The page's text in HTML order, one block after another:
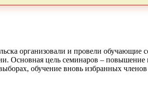
организовали и провели
Основная цель семинаров –
обучение вновь избранных